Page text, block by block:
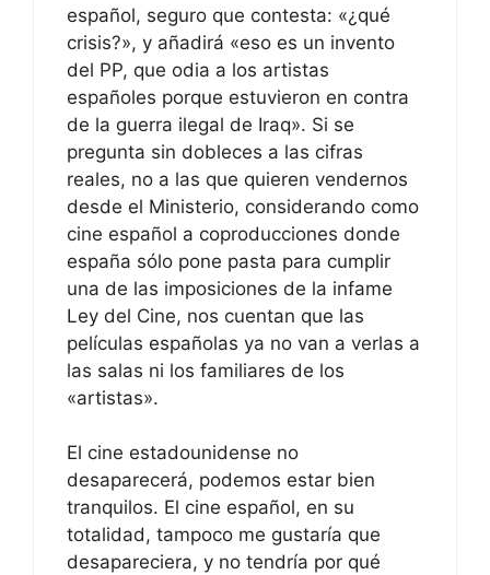
español, seguro que contesta: «¿qué
crisis?», y añadirá «eso es un invento
del PP, que odia a los artistas
españoles porque estuvieron en contra
de la guerra ilegal de Iraq». Si se
pregunta sin dobleces a las cifras
reales, no a las que quieren vendernos
desde el Ministerio, considerando como
cine español a coproducciones donde
españa sólo pone pasta para cumplir
una de las imposiciones de la infame
Ley del Cine, nos cuentan que las
películas españolas ya no van a verlas a
las salas ni los familiares de los
«artistas».
El cine estadounidense no
desaparecerá, podemos estar bien
tranquilos. El cine español, en su
totalidad, tampoco me gustaría que
desapareciera, y no tendría por qué